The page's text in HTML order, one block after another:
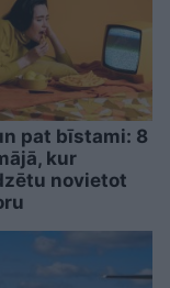
pat bīstami: 8
kur
novietot